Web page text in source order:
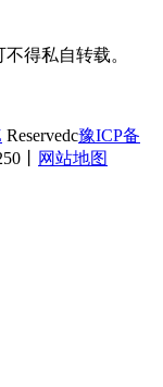
得私自转载。
Reservedc豫ICP备
网站地图